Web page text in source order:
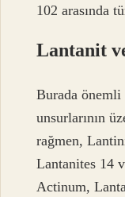
102 arasında
Lantanit
Burada
unsurlarının
rağmen,
Lantanites 14
Actinum,